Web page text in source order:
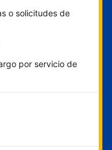
o solicitudes de
por servicio de